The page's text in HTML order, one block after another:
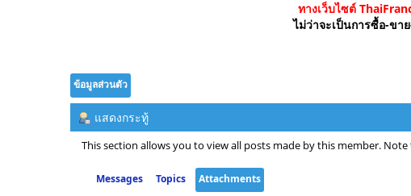
ทางเว็บไซต์
ไม่ว่าจะเป็นการซื้อ-ข
ข้อมูลส่วนตัว
แสดงกระทู้
This section allows you to view all posts made by this member.
Messages Topics Attachments